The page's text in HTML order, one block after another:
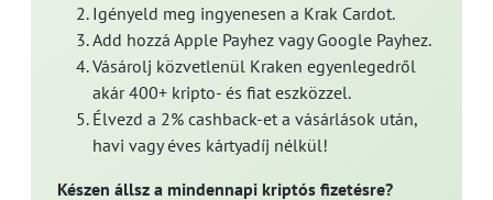
Igényeld meg ingyenesen a Krak Cardot.
Add hozzá Apple Payhez vagy Google Payhez.
Vásárolj közvetlenül Kraken egyenlegedről
akár 400+ kripto- és fiat eszközzel.
Élvezd a 2% cashback-et a vásárlások után,
havi vagy éves kártyadíj nélkül!
Készen állsz a mindennapi kriptós fizetésre?